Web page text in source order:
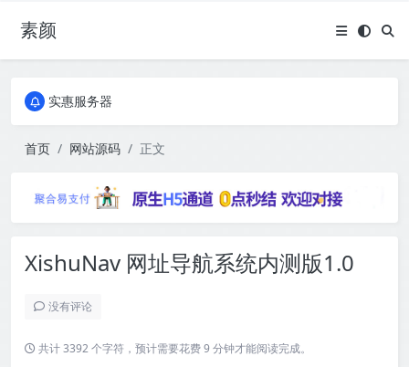
素颜全国免费包邮流量卡
实惠服务器
实惠服务器
首页 网站源码 正文
XishuNav 网址导航系统内测版1.0
没有评论
共计 3392 个字符，预计需要花费 9 分钟才能阅读完成。